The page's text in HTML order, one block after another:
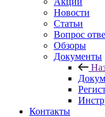
Новости
Статьи
Вопрос
Обзоры
Документы
Контакты